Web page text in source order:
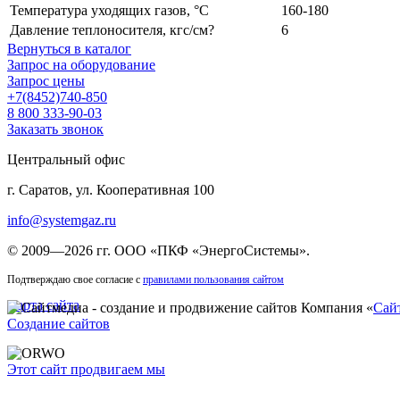
Температура уходящих газов, °С
160-180
Давление теплоносителя, кгс/см?
6
Вернуться в каталог
Запрос на оборудование
Запрос цены
+7(8452)740-850
8 800 333-90-03
Заказать звонок
Центральный офис
г. Саратов, ул. Кооперативная 100
info@systemgaz.ru
© 2009—2026 гг. ООО «ПКФ «ЭнергоСистемы».
Подтверждаю свое согласие с правилами пользования сайтом
Карта сайта Компания «
Создание сайтов
Этот сайт продвигаем мы